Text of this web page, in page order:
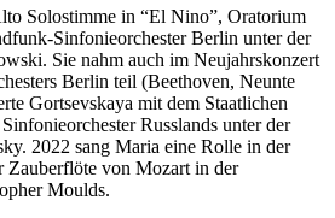
Solostimme in “El Nino”, Oratorium
Sinfonieorchester Berlin unter der
Sie nahm auch im Neujahrskonzert
Berlin teil (Beethoven, Neunte
Gortsevskaya mit dem Staatlichen
Russlands unter der
2022 sang Maria eine Rolle in der
Zauberflöte von Mozart in der
Moulds.